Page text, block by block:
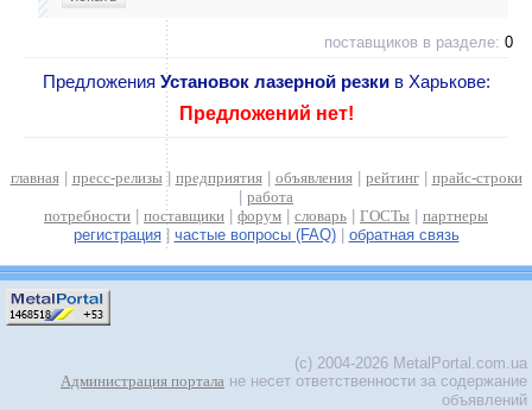
поставщиков в разделе: 0
Предложения Установок лазерной резки в Харькове:
Предложений нет!
главная| пресс-релизы | предприятия| объявления| рейтинг| прайс-строки
работа
потребности
поставщики форум словарь ГОСТы
партнеры
регистрация| частые вопросы (FAQ)| обратная связь
(c) 2004-2026 MetalPortal.com.ua
Администрация портала не несет ответственности за содержание
объявлений